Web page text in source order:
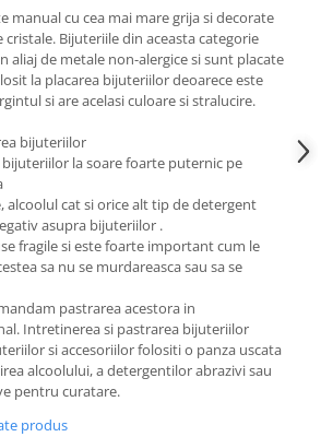
manual cu cea mai mare grija si decorate
cristale. Bijuteriile din aceasta categorie
aliaj de metale non-alergice si sunt placate
la placarea bijuteriilor deoarece este
si are acelasi culoare si stralucire.
bijuteriilor
la soare foarte puternic pe
alcoolul cat si orice alt tip de detergent
asupra bijuteriilor .
fragile si este foarte important cum le
sa nu se murdareasca sau sa se
pastrarea acestora in
Intretinerea si pastrarea bijuteriilor
si accesoriilor folositi o panza uscata
alcoolului, a detergentilor abrazivi sau
pentru curatare.
produs